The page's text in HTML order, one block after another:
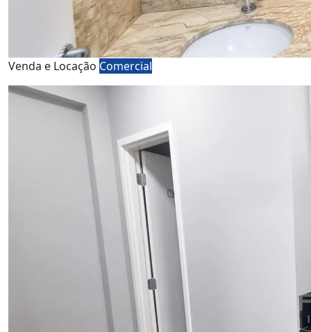
Venda e Locação Comercial